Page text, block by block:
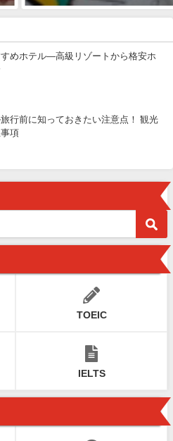
めホテル―高級リゾートから格安ホ
行前に知っておきたい注意点！ 観光
項
TOEIC
IELTS